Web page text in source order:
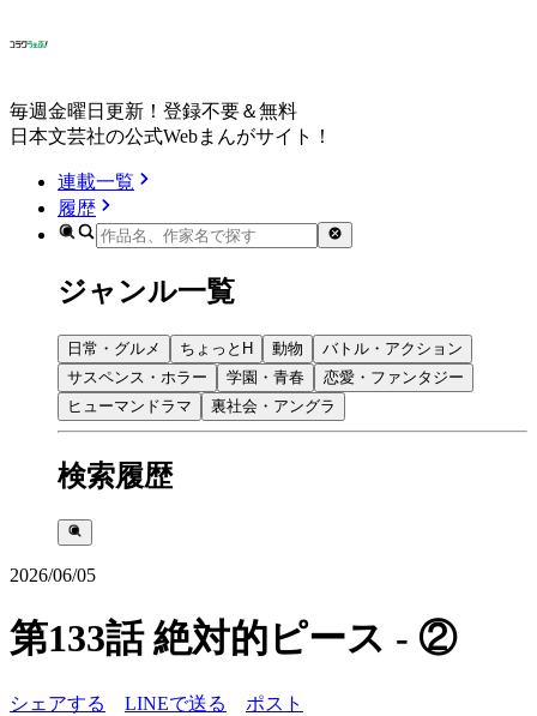
毎週金曜日更新！登録不要＆無料
日本文芸社の公式Webまんがサイト！
連載一覧
履歴
ジャンル一覧
日常・グルメ ちょっとH 動物
バトル・アクション
サスペンス・ホラー
学園・青春
恋愛・ファンタジー
ヒューマンドラマ
裏社会・アングラ
検索履歴
2026/06/05
第133話 絶対的ピース - ②
シェアする LINEで送る ポスト